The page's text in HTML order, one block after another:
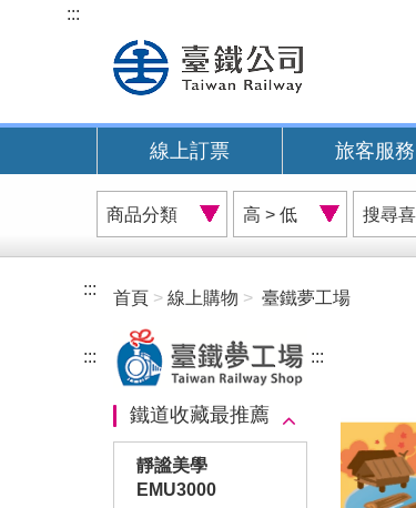
內
:::
線上訂票 旅客服務
商
品
分
價
格
排
搜
尋
喜
::: 首頁 線上購物 臺鐵夢工場
:::
鐵道收藏最推薦
靜謐美學
EMU3000
:::